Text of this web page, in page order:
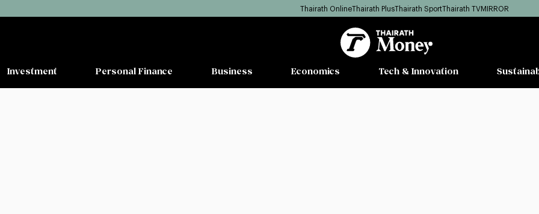
Thairath OnlineThairath PlusThairath SportThairath TVMIRROR
Investment Personal Finance Business Economics Tech & Innovation